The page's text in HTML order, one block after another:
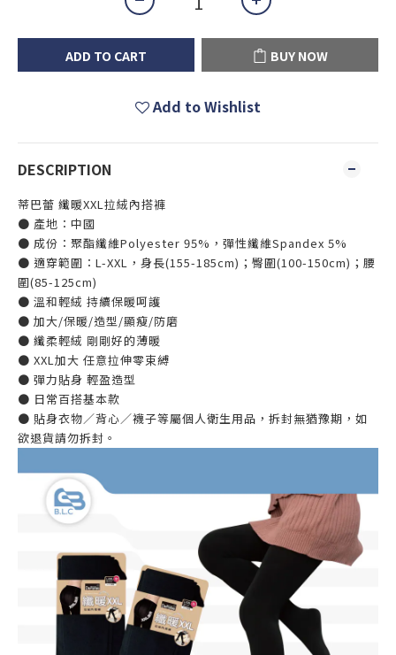
ADD TO CART BUY NOW
Add to Wishlist
DESCRIPTION
蒂巴蕾 纖暖XXL拉絨內搭褲
● 產地：中國
● 成份：聚酯纖維Polyester 95%，彈性纖維Spandex 5%
● 適穿範圍：L-XXL，身長(155-185cm)；臀圍(100-150cm)；腰
圍(85-125cm)
● 溫和輕絨 持續保暖呵護
● 加大/保暖/造型/顯瘦/防磨
● 纖柔輕絨 剛剛好的薄暖
● XXL加大 任意拉伸零束縛
● 彈力貼身 輕盈造型
● 日常百搭基本款
● 貼身衣物／背心／襪子等屬個人衛生用品，拆封無猶豫期，如
欲退貨請勿拆封。